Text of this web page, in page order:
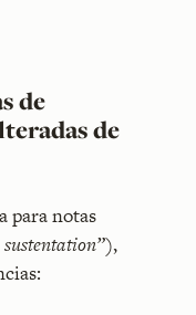
de
de
para notas
,